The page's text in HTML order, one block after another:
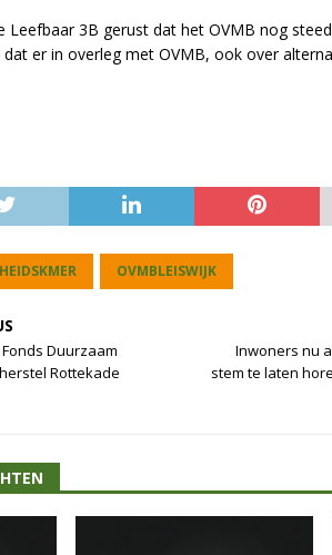
Leefbaar 3B gerust dat het OVMB nog
er in overleg met OVMB, ook over
OVMBLEISWIJK
Duurzaam
Rottekade
Inwoners nu
stem te laten